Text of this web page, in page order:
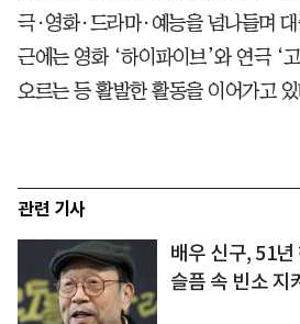
극·영화·드라마·예능을 넘나들며
근에는 영화 ‘하이파이브’와 연극 ‘
오르는 등 활발한 활동을 이어가고
관련 기사
배우 신구, 51
슬픔 속 빈소 지